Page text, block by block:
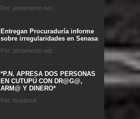
Por: almomento.net ...
Entregan Procuraduría informe
sobre irregularidades en Senasa
Por: almomento.net ...
*P.N. APRESA DOS PERSONAS
EN CUTUPÚ CON DR@G@,
ARM@ Y DINERO*
Por: facebook ...